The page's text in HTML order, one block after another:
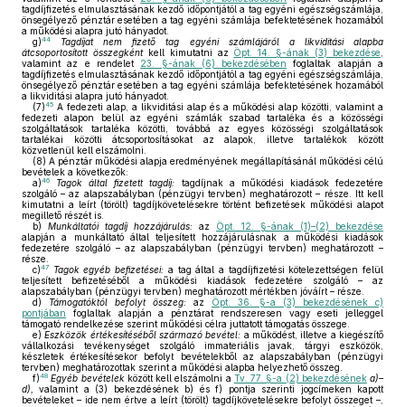
tagdíjfizetés elmulasztásának kezdő időpontjától a tag egyéni egészségszámlája,
önsegélyező pénztár esetében a tag egyéni számlája befektetésének hozamából
a működési alapra jutó hányadot.
g)44
Tagdíjat nem fizető tag egyéni számlájáról a likviditási alapba
átcsoportosított összegkéntkell kimutatni az Öpt. 14. §-ának (3) bekezdése
valamint az e rendelet 23. §-ának (6) bekezdésében foglaltak alapján a
tagdíjfizetés elmulasztásának kezdő időpontjától a tag egyéni egészségszámlája,
önsegélyező pénztár esetében a tag egyéni számlája befektetésének hozamából
a likviditási alapra jutó hányadot.
(7)45 A fedezeti alap, a likviditási alap és a működési alap közötti, valamint a
fedezeti alapon belül az egyéni számlák szabad tartaléka és a közösségi
szolgáltatások tartaléka közötti, továbbá az egyes közösségi szolgáltatások
tartalékai közötti átcsoportosításokat az alapok, illetve tartalékok között
közvetlenül kell elszámolni.
(8) A pénztár működési alapja eredményének megállapításánál működési célú
bevételek a következők:
a)46 Tagok által fizetett tagdíj: tagdíjnak a működési kiadások fedezetére
szolgáló – az alapszabályban (pénzügyi tervben) meghatározott – része. Itt kell
kimutatni a leírt (törölt) tagdíjkövetelésekre történt befizetések működési alapot
megillető részét is.
b)
Munkáltatói tagdíj hozzájárulás: az Öpt. 12. §-ának (1)–(2) bekezdése
alapján a munkáltató által teljesített hozzájárulásnak a működési kiadások
fedezetére szolgáló – az alapszabályban (pénzügyi tervben) meghatározott –
része.
c)47 Tagok egyéb befizetései: a tag által a tagdíjfizetési kötelezettségen felül
teljesített befizetéséből a működési kiadások fedezetére szolgáló – az
alapszabályban (pénzügyi tervben) meghatározott mértékben jóváírt – része.
d)
Támogatóktól befolyt összeg: az Öpt. 36. §-a (3) bekezdésének c)
pontjában foglaltak alapján a pénztárat rendszeresen vagy eseti jelleggel
támogató rendelkezése szerint működési célra juttatott támogatás összege.
e) Eszközök értékesítéséből származó bevétel: a működést, illetve a kiegészítő
vállalkozási tevékenységet szolgáló immateriális javak, tárgyi eszközök,
készletek értékesítésekor befolyt bevételekből az alapszabályban (pénzügyi
tervben) meghatározottak szerint a működési alapba helyezhető összeg.
f)48 Egyéb bevételekközött kell elszámolni a Tv. 77. §-a (2) bekezdésének a)–
d),
valamint a (3) bekezdésének b) és f) pontja szerinti jogcímeken kapott
bevételeket – ide nem értve a leírt (törölt) tagdíjkövetelésekre befolyt összeget –,